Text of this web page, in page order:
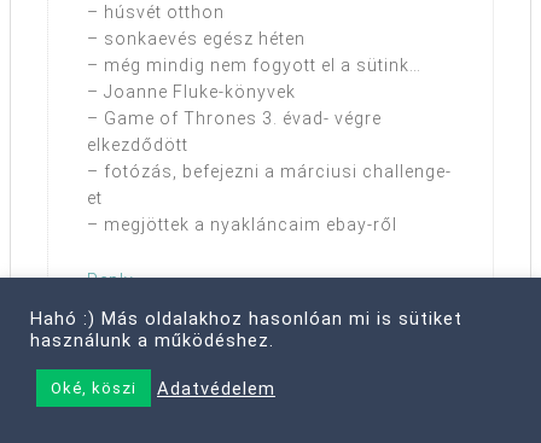
– húsvét otthon
– sonkaevés egész héten
– még mindig nem fogyott el a sütink…
– Joanne Fluke-könyvek
– Game of Thrones 3. évad- végre
elkezdődött
– fotózás, befejezni a márciusi challenge-
et
– megjöttek a nyakláncaim ebay-ről
Reply
Hahó :) Más oldalakhoz hasonlóan mi is sütiket
használunk a működéshez.
Oké, köszi Adatvédelem